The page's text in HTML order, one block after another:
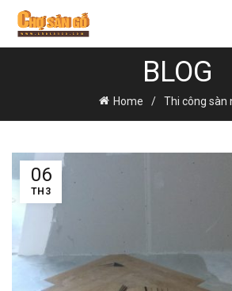
BLOG
Home Thi công sàn
06
TH3